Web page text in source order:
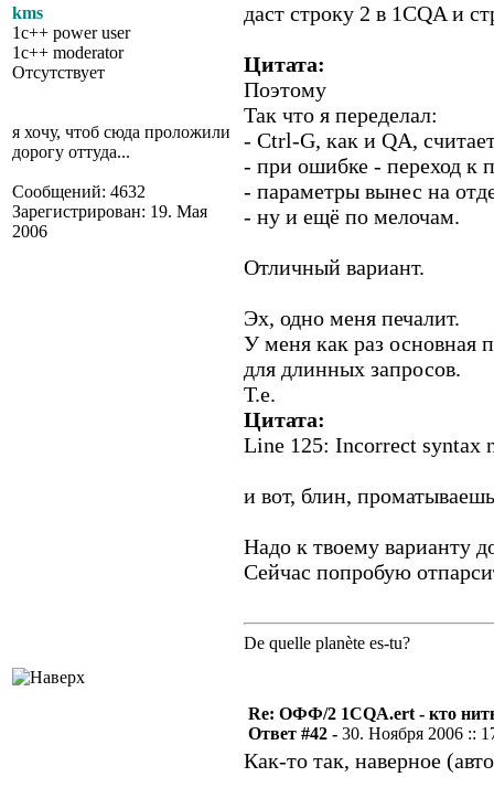
kms
1c++ power user
1c++ moderator
Отсутствует
я хочу, чтоб сюда проложили
дорогу оттуда...
Сообщений: 4632
Зарегистрирован: 19. Мая
2006
даст строку 2 в 1CQA и
Цитата:
Поэтому
Так что я переделал:
- Ctrl-G, как и QA,
- при ошибке - переход к
- параметры вынес на
- ну и ещё по мелочам.
Отличный вариант.
Эх, одно меня печалит.
У меня как раз основная
для длинных запросов.
Т.е.
Цитата:
Line 125: Incorrect syntax
и вот, блин,
Надо к твоему варианту
Сейчас попробую
De quelle planète es-tu?
Re: ОФФ/2 1CQA.ert - кто
Ответ #42 - 30. Ноября 2006 ::
Как-то так, наверное